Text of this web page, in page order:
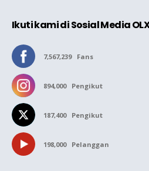
Ikuti kami di Sosial Media
7,567,239 Fans
894,000 Pengikut
187,400 Pengikut
198,000 Pelanggan